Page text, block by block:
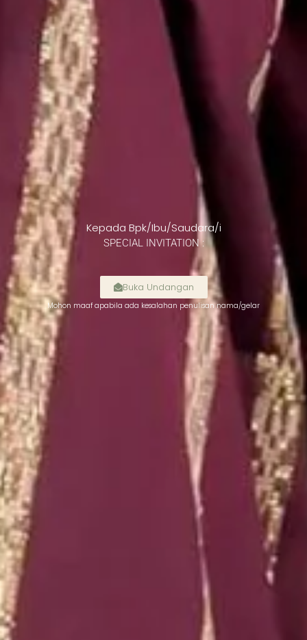
Kepada Bpk/Ibu/Saudara/i
SPECIAL INVITATION :
Buka Undangan
Mohon maaf apabila ada kesalahan penulisan nama/gelar